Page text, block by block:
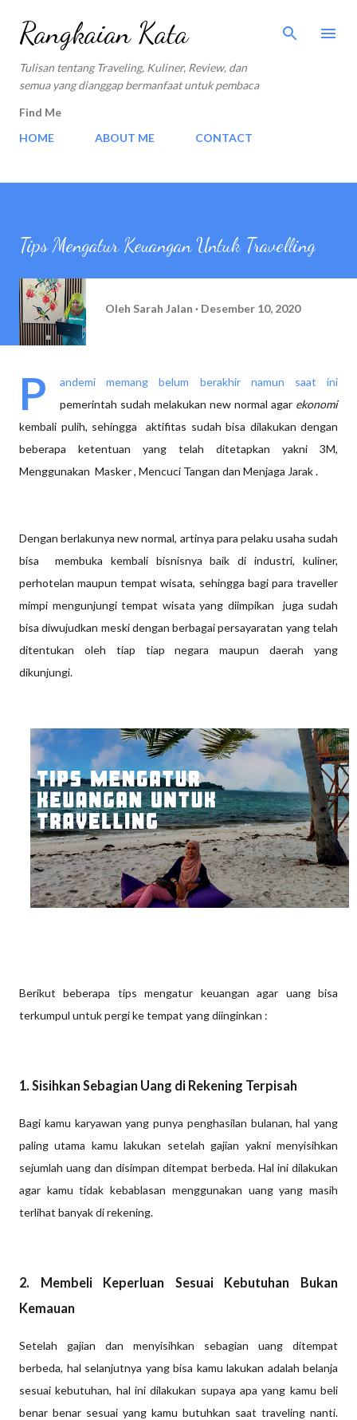
Langsung ke konten utama
Rangkaian Kata
Tulisan tentang Traveling, Kuliner, Review, dan
semua yang dianggap bermanfaat untuk pembaca
Find Me
HOME
ABOUT ME CONTACT
Tips Mengatur Keuangan Untuk Travelling
Oleh Sarah Jalan Desember 10, 2020
P
andemi memang belum berakhir namun saat ini
pemerintah sudah melakukan new normal agar ekonomi
kembali pulih, sehingga aktifitas sudah bisa dilakukan dengan
beberapa ketentuan yang telah ditetapkan yakni 3M,
Menggunakan Masker , Mencuci Tangan dan Menjaga Jarak .
Dengan berlakunya new normal, artinya para pelaku usaha sudah
bisa membuka kembali bisnisnya baik di industri, kuliner,
perhotelan maupun tempat wisata, sehingga bagi para traveller
mimpi mengunjungi tempat wisata yang diimpikan juga sudah
bisa diwujudkan meski dengan berbagai persayaratan yang telah
ditentukan oleh tiap tiap negara maupun daerah yang
dikunjungi.
Berikut beberapa tips mengatur keuangan agar uang bisa
terkumpul untuk pergi ke tempat yang diinginkan :
1. Sisihkan Sebagian Uang di Rekening Terpisah
Bagi kamu karyawan yang punya penghasilan bulanan, hal yang
paling utama kamu lakukan setelah gajian yakni menyisihkan
sejumlah uang dan disimpan ditempat berbeda. Hal ini dilakukan
agar kamu tidak kebablasan menggunakan uang yang masih
terlihat banyak di rekening.
2. Membeli Keperluan Sesuai Kebutuhan Bukan
Kemauan
Setelah gajian dan menyisihkan sebagian uang ditempat
berbeda, hal selanjutnya yang bisa kamu lakukan adalah belanja
sesuai kebutuhan, hal ini dilakukan supaya apa yang kamu beli
benar benar sesuai yang kamu butuhkan saat traveling nanti.